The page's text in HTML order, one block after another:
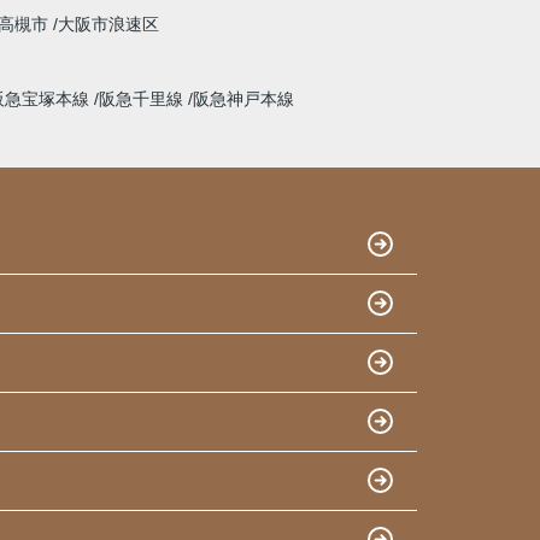
槻市 大阪市浪速区
急宝塚本線 阪急千里線
阪急神戸本線